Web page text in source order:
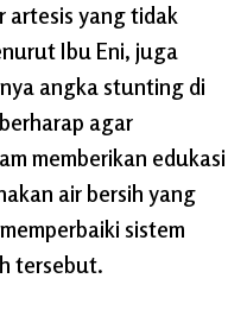
artesis yang tidak
Ibu Eni, juga
angka stunting di
agar
memberikan edukasi
air bersih yang
sistem
tersebut.